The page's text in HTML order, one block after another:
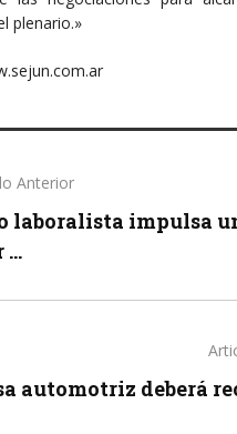
plenario.»
Anterior
laboralista impulsa
automotriz deberá